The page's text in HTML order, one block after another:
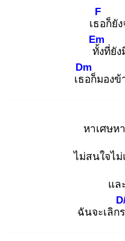
เธอ
F
ก็ยั
ทั้ง
Em
ที่ยัง
เธอ
Dm
ก็มองข้
หาเศษห
ไม่สนใจไ
แล
ฉันจะเลิก